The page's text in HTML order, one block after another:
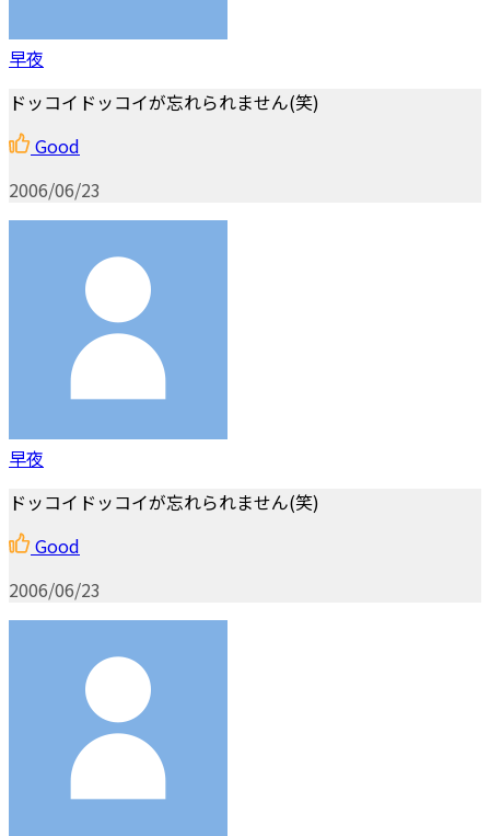
早夜
ドッコイドッコイが忘れられません(笑)
Good
2006/06/23
早夜
ドッコイドッコイが忘れられません(笑)
Good
2006/06/23